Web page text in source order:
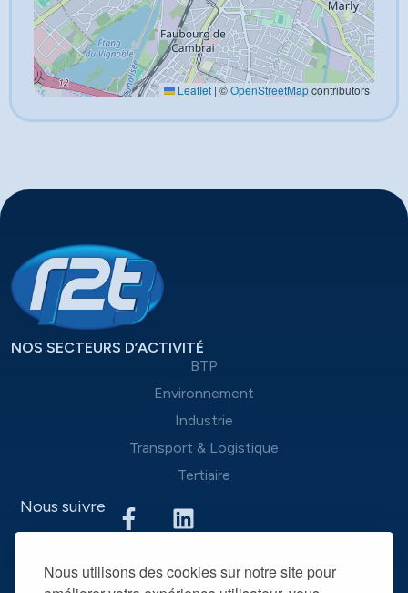
Nous utilisons des cookies sur notre site pour
Leaflet | ©OpenStreetMapcontributors
NOS SECTEURS D’ACTIVITÉ
BTP
Environnement
Industrie
Transport & Logistique
Tertiaire
Nous suivre
accompagnons une équipe d’experts du recrutement et